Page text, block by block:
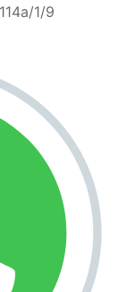
1/9